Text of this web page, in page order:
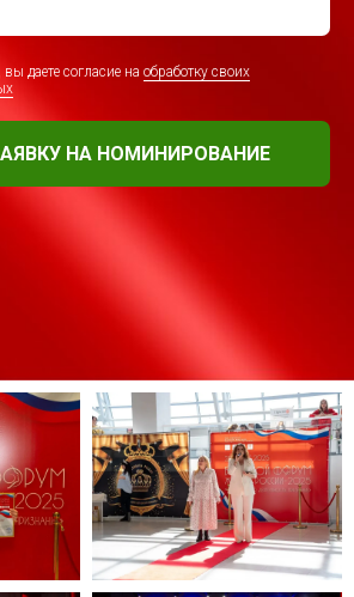
даете согласие на обработку своих
НА НОМИНИРОВАНИЕ